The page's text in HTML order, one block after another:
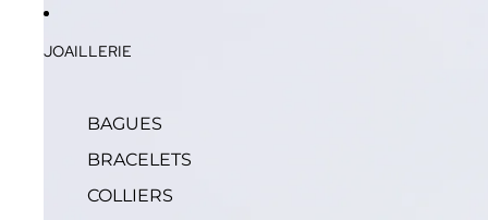
JOAILLERIE
BAGUES
BRACELETS
COLLIERS